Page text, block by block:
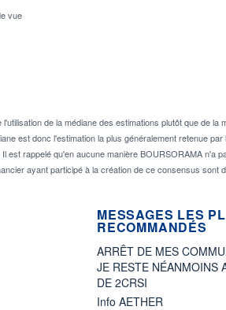
vue
de la médiane des estimations plutôt que de la
est donc l'estimation la plus généralement retenue
rappelé qu'en aucune manière BOURSORAMA n'a
ayant participé à la création de ce consensus sont
MESSAGES LES
RECOMMANDÉS
ARRÊT DE MES
JE RESTE NÉANMOINS
DE 2CRSI
Info AETHER